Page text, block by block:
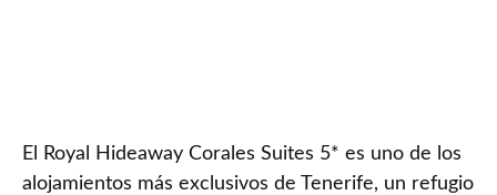
El Royal Hideaway Corales Suites 5* es uno de los
alojamientos más exclusivos de Tenerife, un refugio